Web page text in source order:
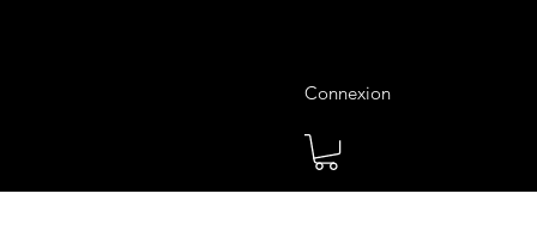
Connexion